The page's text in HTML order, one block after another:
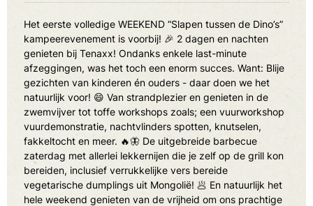
Het eerste volledige WEEKEND “Slapen tussen de Dino’s”
kampeerevenement is voorbij! 🎉 2 dagen en nachten
genieten bij Tenaxx! Ondanks enkele last-minute
afzeggingen, was het toch een enorm succes. Want: Blije
gezichten van kinderen én ouders - daar doen we het
natuurlijk voor! 😄 Van strandplezier en genieten in de
zwemvijver tot toffe workshops zoals; een vuurworkshop
vuurdemonstratie, nachtvlinders spotten, knutselen,
fakkeltocht en meer. 🔥🦋 De uitgebreide barbecue
zaterdag met allerlei lekkernijen die je zelf op de grill kon
bereiden, inclusief verrukkelijke vers bereide
vegetarische dumplings uit Mongolië! 🥟 En natuurlijk het
hele weekend genieten van de vrijheid om ons prachtige